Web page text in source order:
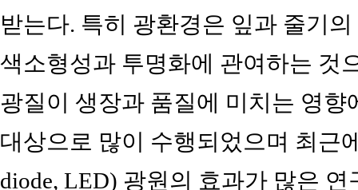
받는다. 특히 광환경은 잎과 줄기
색소형성과 투명화에 관여하는 것
광질이 생장과 품질에 미치는 영
대상으로 많이 수행되었으며 최근
diode, LED) 광원의 효과가 많은